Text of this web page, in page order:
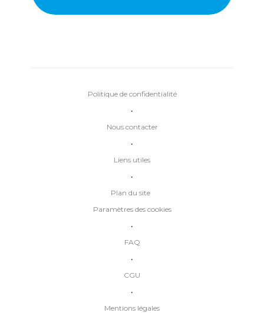
Plan du site
•
Liens utiles
•
Nous contacter
•
Politique de confidentialité
Mentions légales
•
CGU
•
FAQ
•
Paramètres des cookies